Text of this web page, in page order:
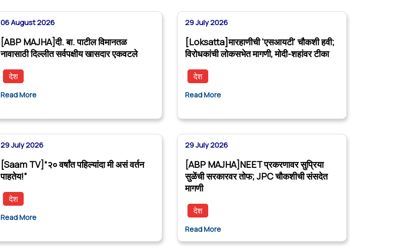
06 August 2026
[ABP MAJHA]दी. बा. पाटील विमानतळ
नावासाठी दिल्लीत सर्वपक्षीय खासदार एकवटले
देश
Read More
29 July 2026
[Loksatta]मारहाणीची 'एसआयटी' चौकशी हवी;
विरोधकांची लोकसभेत मागणी, मोदी-शहांवर टीका
देश
Read More
29 July 2026
[Saam TV]“२० वर्षांत पहिल्यांदा मी असं वर्तन
पाहतेय!”
देश
Read More
29 July 2026
[ABP MAJHA]NEET प्रकरणावर सुप्रिया
सुळेंची सरकारवर तोफ; JPC चौकशीची संसदेत
मागणी
देश
Read More